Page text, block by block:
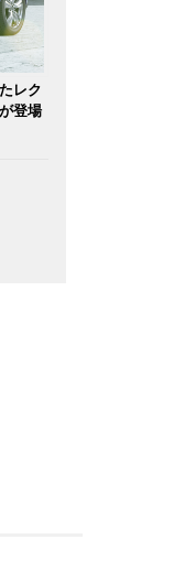
レク
登場